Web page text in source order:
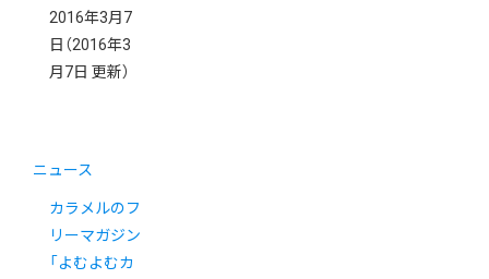
2016年3月7
日 （2016年3
月7日 更新）
ニュース
カラメルのフ
リーマガジン
「よむよむカ